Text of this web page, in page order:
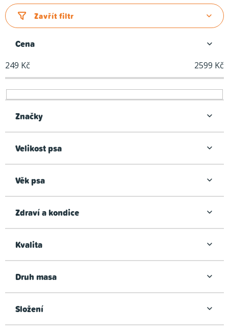
z
e
í
p
r
o
u
t
Zavřít filtr
Cena
249 Kč 2599 Kč
Značky
Velikost psa
Věk psa
Zdraví a kondice
Kvalita
Druh masa
Složení